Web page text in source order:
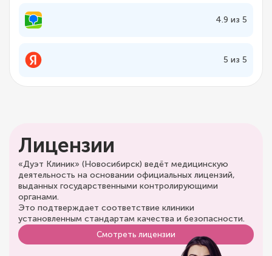
4.9 из 5
5 из 5
Лицензии
«Дуэт Клиник» (Новосибирск) ведёт медицинскую
деятельность на основании официальных лицензий,
выданных государственными контролирующими
органами.
Это подтверждает соответствие клиники
установленным стандартам качества и безопасности.
Смотреть лицензии